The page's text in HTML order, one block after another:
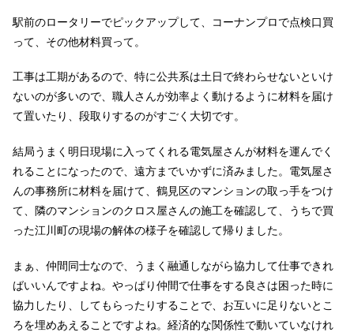
駅前のロータリーでピックアップして、コーナンプロで点検口買
って、その他材料買って。
工事は工期があるので、特に公共系は土日で終わらせないといけ
ないのが多いので、職人さんが効率よく動けるように材料を届け
て置いたり、段取りするのがすごく大切です。
結局うまく明日現場に入ってくれる電気屋さんが材料を運んでく
れることになったので、遠方までいかずに済みました。電気屋さ
んの事務所に材料を届けて、鶴見区のマンションの取っ手をつけ
て、隣のマンションのクロス屋さんの施工を確認して、うちで買
った江川町の現場の解体の様子を確認して帰りました。
まぁ、仲間同士なので、うまく融通しながら協力して仕事できれ
ばいいんですよね。やっぱり仲間で仕事をする良さは困った時に
協力したり、してもらったりすることで、お互いに足りないとこ
ろを埋めあえることですよね。経済的な関係性で動いていなけれ